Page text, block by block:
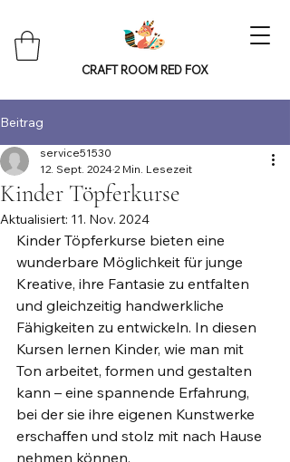
CRAFT ROOM RED FOX
Beitrag
Kinder Töpferkurse
service51530
12. Sept. 20242 Min. Lesezeit
Aktualisiert: 11. Nov. 2024
Kinder Töpferkurse bieten eine
wunderbare Möglichkeit für junge
Kreative, ihre Fantasie zu entfalten
und gleichzeitig handwerkliche
Fähigkeiten zu entwickeln. In diesen
Kursen lernen Kinder, wie man mit
Ton arbeitet, formen und gestalten
kann – eine spannende Erfahrung,
bei der sie ihre eigenen Kunstwerke
erschaffen und stolz mit nach Hause
nehmen können.